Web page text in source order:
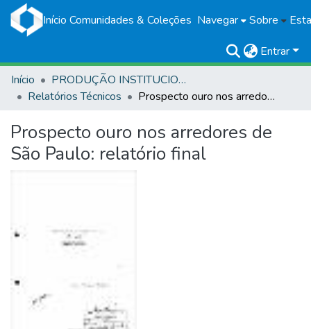
Início Comunidades & Coleções Navegar Sobre
Entrar
Início
PRODUÇÃO INSTITUCIONAL
Relatórios Técnicos
Prospecto ouro nos arredores de São Paulo: relatório final
Prospecto ouro nos arredores de
São Paulo: relatório final